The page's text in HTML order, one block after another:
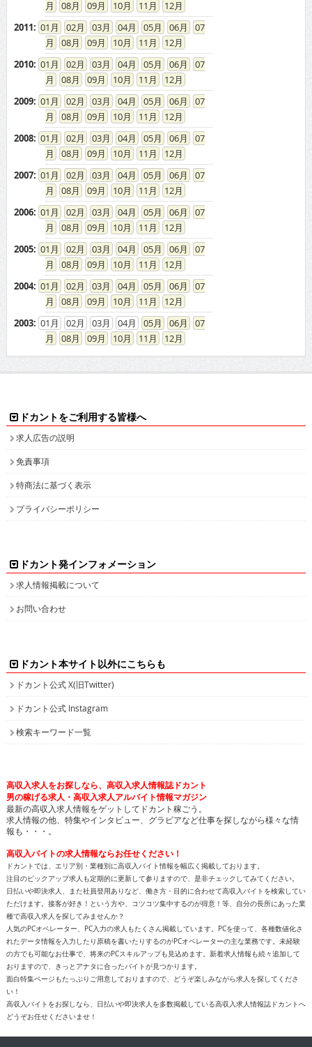
08
09 10 11
12
2011: 01 02 03 04 05 06
07
08
09 10 11
12
2010: 01 02 03 04 05 06
07
08
09 10 11
12
2009: 01 02 03 04 05 06
07
08
09 10 11
12
2008: 01 02 03 04 05 06
07
08
09 10 11
12
2007: 01 02 03 04 05 06
07
08
09 10 11
12
2006: 01 02 03 04 05 06
07
08
09 10 11
12
2005: 01 02 03 04 05 06
07
08
09 10 11
12
2004: 01 02 03 04 05 06
07
08
09 10 11
12
2003: 01 02 03 04 05 06
07
08
09 10 11 12
ドカントをご利用する皆様へ
求人広告の説明
免責事項
特商法に基づく表示
プライバシーポリシー
ドカント発インフォメーション
求人情報掲載について
お問い合わせ
ドカント本サイト以外にこちらも
ドカント公式 X(旧Twitter)
ドカント公式 Instagram
検索キーワード一覧
高収入求人をお探しなら、高収入求人情報誌ドカント
男の稼げる求人・高収入求人アルバイト情報マガジン
最新の高収入求人情報をゲットしてドカント稼ごう。
求人情報の他、特集やインタビュー、グラビアなど仕事を探しながら様々な情
報も・・・。
高収入バイトの求人情報ならお任せください！
ドカントでは、エリア別・業種別に高収入バイト情報を幅広く掲載しております。
注目のピックアップ求人も定期的に更新して参りますので、是非チェックしてみてください。
日払いや即決求人、また社員登用ありなど、働き方・目的に合わせて高収入バイトを検索してい
ただけます。接客が好き！という方や、コツコツ集中するのが得意！等、自分の長所にあった業
種で高収入求人を探してみませんか？
人気のPCオペレーター、PC入力の求人もたくさん掲載しています。PCを使って、各種数値化さ
れたデータ情報を入力したり原稿を書いたりするのがPCオペレーターの主な業務です。未経験
の方でも可能なお仕事で、将来のPCスキルアップも見込めます。新着求人情報も続々追加して
おりますので、きっとアナタに合ったバイトが見つかります。
面白特集ページもたっぷりご用意しておりますので、どうぞ楽しみながら求人を探してくださ
い！
高収入バイトをお探しなら、日払いや即決求人を多数掲載している高収入求人情報誌ドカントへ
どうぞお任せくださいませ！